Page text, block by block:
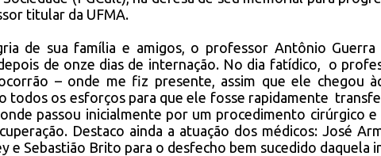
titular da UFMA.
de sua família e amigos, o professor Antônio
de onze dias de internação. No dia fatídico, o
– onde me fiz presente, assim que ele chegou
todos os esforços para que ele fosse rapidamente
passou inicialmente por um procedimento cirúrgico e
Destaco ainda a atuação dos médicos: José
e Sebastião Brito para o desfecho bem sucedido daquela